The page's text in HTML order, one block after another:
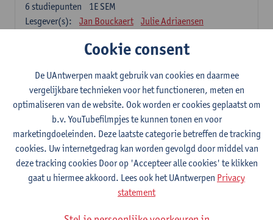
1E SEM
6 studiepunten
Lesgever(s):
Jan Bouckaert Julie Adriaensen
Domein 3. Bedrijfseconomie
Accountancy
1E/2E SEM
6studiepunten
Lesgever(s):
Tom Van Caneghem Christine Lippens
Domein 6. Kwantitatieve methoden
Beschrijvende statistiek en kansrekenen
2E SEM
3studiepunten
Stephan Van der Veeken
Cookie consent
De UAntwerpen maakt gebruik van cookies en daarmee
vergelijkbare technieken voor het functioneren, meten en
optimaliseren van de website. Ook worden er cookies geplaatst om
b.v. YouTubefilmpjes te kunnen tonen en voor
marketingdoeleinden. Deze laatste categorie betreffen de tracking
cookies. Uw internetgedrag kan worden gevolgd door middel van
deze tracking cookies Door op 'Accepteer alle cookies' te klikken
gaat u hiermee akkoord. Lees ook het UAntwerpen Privacy
statement